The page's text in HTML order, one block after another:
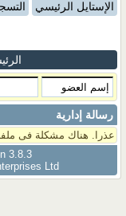
الإستايل الرئيسي
رسالة إدارية
عذرا. هناك مشكلة فى
3.8.3
Ltd.